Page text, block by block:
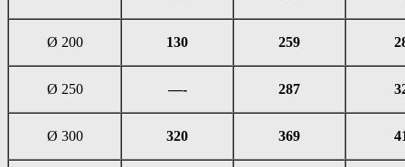
Ø 200 130 259
Ø 250 —- 287
Ø 300 320 369